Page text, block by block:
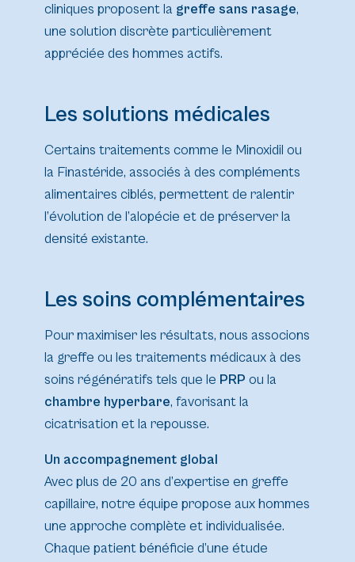
cliniques proposent la greffe sans rasage,
une solution discrète particulièrement
appréciée des hommes actifs.
Les solutions médicales
Certains traitements comme le Minoxidil ou
la Finastéride, associés à des compléments
alimentaires ciblés, permettent de ralentir
l’évolution de l’alopécie et de préserver la
densité existante.
Les soins complémentaires
Pour maximiser les résultats, nous associons
la greffe ou les traitements médicaux à des
soins régénératifs tels que le PRP ou la
chambre hyperbare, favorisant la
cicatrisation et la repousse.
Un accompagnement global
Avec plus de 20 ans d’expertise en greffe
capillaire, notre équipe propose aux hommes
une approche complète et individualisée.
Chaque patient bénéficie d’une étude